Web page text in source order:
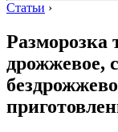
Статьи ›
Разморозка
дрожжевое,